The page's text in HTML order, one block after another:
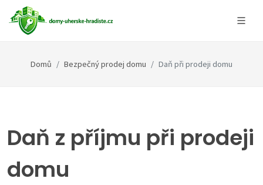
Domů Bezpečný prodej domu Daň při prodeji domu
Daň z příjmu při prodeji
domu